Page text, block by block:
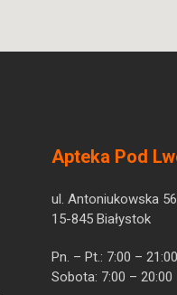
Apteka Pod
ul. Antoniukowska 56
15-845 Białystok
Pn. – Pt.: 7:00 – 21:00
Sobota: 7:00 – 20:00